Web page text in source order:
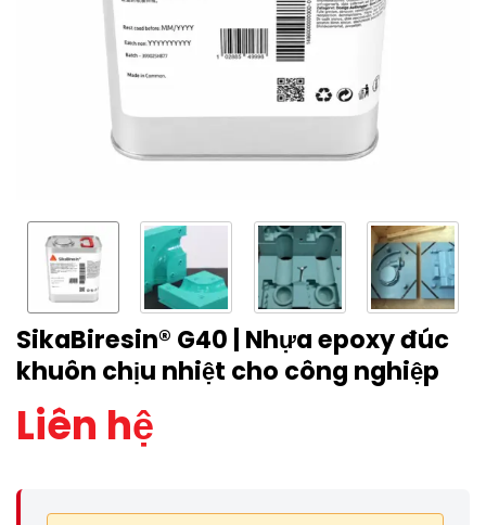
SikaBiresin® G40 | Nhựa epoxy đúc
khuôn chịu nhiệt cho công nghiệp
Liên hệ